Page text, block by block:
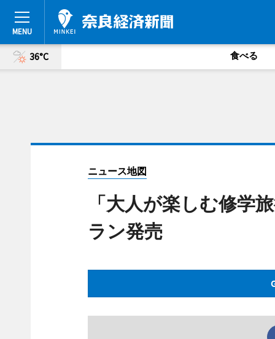
36°C 食べる
ニュース地図
「大人が楽しむ修学
ラン発売